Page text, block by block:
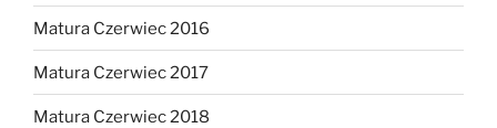
Matura Czerwiec 2016
Matura Czerwiec 2017
Matura Czerwiec 2018